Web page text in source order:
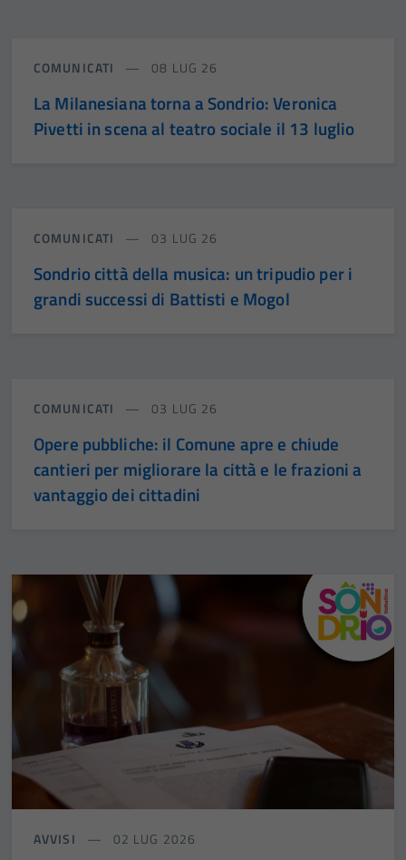
COMUNICATI 08 LUG 26
La Milanesiana torna a Sondrio: Veronica
Pivetti in scena al teatro sociale il 13 luglio
COMUNICATI 03 LUG 26
Sondrio città della musica: un tripudio per i
grandi successi di Battisti e Mogol
COMUNICATI 03 LUG 26
Opere pubbliche: il Comune apre e chiude
cantieri per migliorare la città e le frazioni a
vantaggio dei cittadini
AVVISI 02 LUG 2026